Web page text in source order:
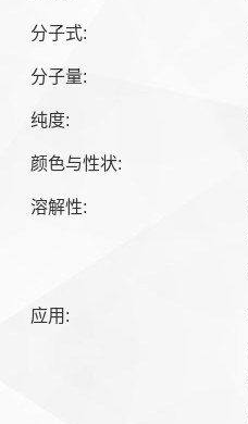
分子式:
分子量:
纯度:
颜色与性状:
溶解性:
应用: